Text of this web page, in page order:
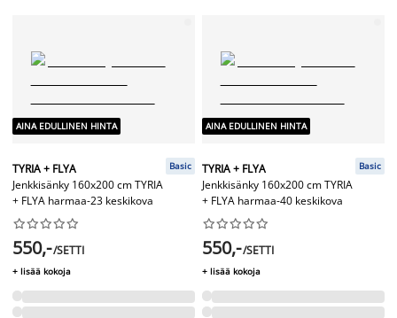
AINA EDULLINEN HINTA
TYRIA + FLYA
Jenkkisänky 160x200 cm TYRIA
+ FLYA harmaa-23 keskikova
Basic






550,-/SETTI
+ lisää kokoja
AINA EDULLINEN HINTA
TYRIA + FLYA
Jenkkisänky 160x200 cm TYRIA
+ FLYA harmaa-40 keskikova
Basic






550,-/SETTI
+ lisää kokoja